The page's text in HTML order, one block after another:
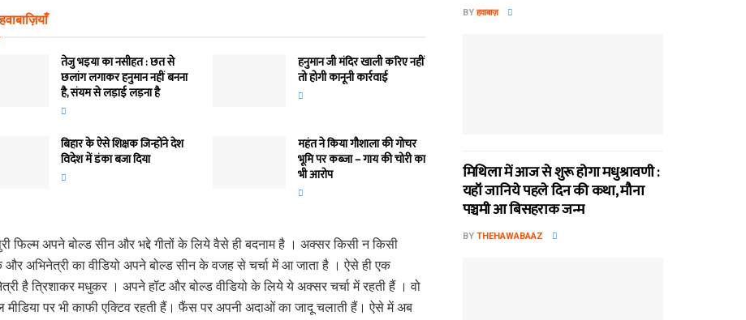
तेजु भइया का नसीहत : छत से
छलांग लगाकर हनुमान नहीं बनना
है, संयम से लड़ाई लड़ना है
हनुमान जी मंदिर खाली करिए नहीं
तो होगी कानूनी कार्रवाई
बिहार के ऐसे शिक्षक जिन्होंने देश
विदेश में डंका बजा दिया
महंत ने किया गौशाला की गोचर
भूमि पर कब्जा – गाय की चोरी का
भी आरोप
फिल्‍म अपने बोल्‍ड सीन और भद्दे गीतों के लिये वैसे ही बदनाम है । अक्‍सर किसी न किसी
और अभिनेत्री का वीडियो अपने बोल्‍ड सीन के वजह से चर्चा में आ जाता है । ऐसे ही एक
है त्रिशाकर मधुकर । अपने हॉट और बोल्‍ड वीडियो के लिये ये अक्‍सर चर्चा में रहती हैं । वो
मीडिया पर भी काफी एक्टिव रहती हैं। फैंस पर अपनी अदाओं का जादू चलाती हैं। ऐसे में अब
BY हवाबाज़
मिथि‍ला में आज से शुरू होगा मधुश्रावणी :
यहॉं जानिये पहले दिन की कथा, मौना
पञ्चमी आ बिसहराक जन्म
BY THEHAWABAAZ